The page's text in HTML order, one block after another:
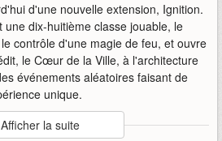
d'une nouvelle extension, Ignition.
une dix-huitième classe jouable, le
contrôle d'une magie de feu, et ouvre
le Cœur de la Ville, à l'architecture
événements aléatoires faisant de
unique.
Afficher la suite